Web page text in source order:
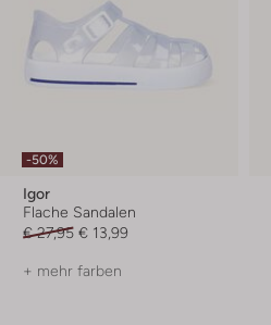
-50%
Igor
Flache Sandalen
€ 27,95 € 13,99
+ mehr farben